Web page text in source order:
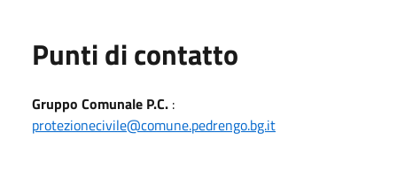
Punti di contatto
Gruppo Comunale P.C. :
protezionecivile@comune.pedrengo.bg.it